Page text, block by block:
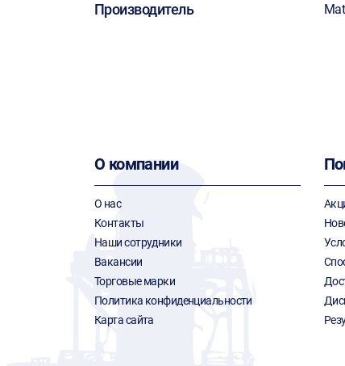
Производитель
О компании
О нас
Контакты
Наши сотрудники
Вакансии
Торговые марки
Политика конфиденциальности
Карта сайта